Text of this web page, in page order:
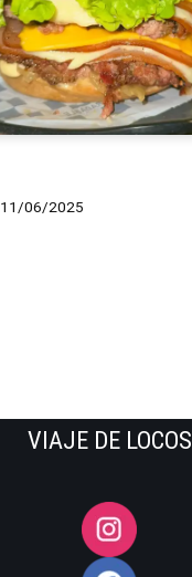
11/06/2025
VIAJE DE LOCOS